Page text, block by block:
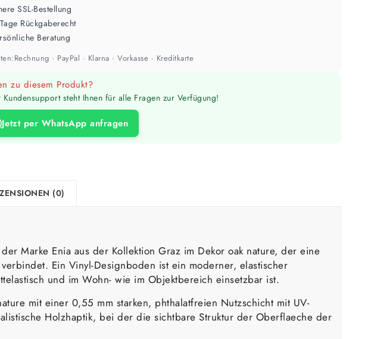
SSL-Bestellung
Rückgaberecht
Beratung
Rechnung · PayPal · Klarna · Vorkasse · Kreditkarte
zu diesem Produkt?
Kundensupport steht Ihnen für alle Fragen zur Verfügung!
Jetzt per WhatsApp anfragen
(0)
Marke Enia aus der Kollektion Graz im Dekor oak nature, der eine
Ein Vinyl-Designboden ist ein moderner, elastischer
und im Wohn- wie im Objektbereich einsetzbar ist.
mit einer 0,55 mm starken, phthalatfreien Nutzschicht mit UV-
Holzhaptik, bei der die sichtbare Struktur der Oberflaeche der